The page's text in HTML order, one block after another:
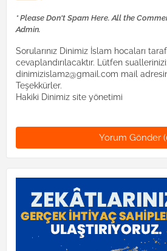
* Please Don't Spam Here. All the
Admin.
Sorularınız Dinimiz İslam hocaları
cevaplandırılacaktır. Lütfen suallerinizi:
dinimizislam2@gmail.com mail
Teşekkürler.
Hakiki Dinimiz site yönetimi
Yorum Gönder